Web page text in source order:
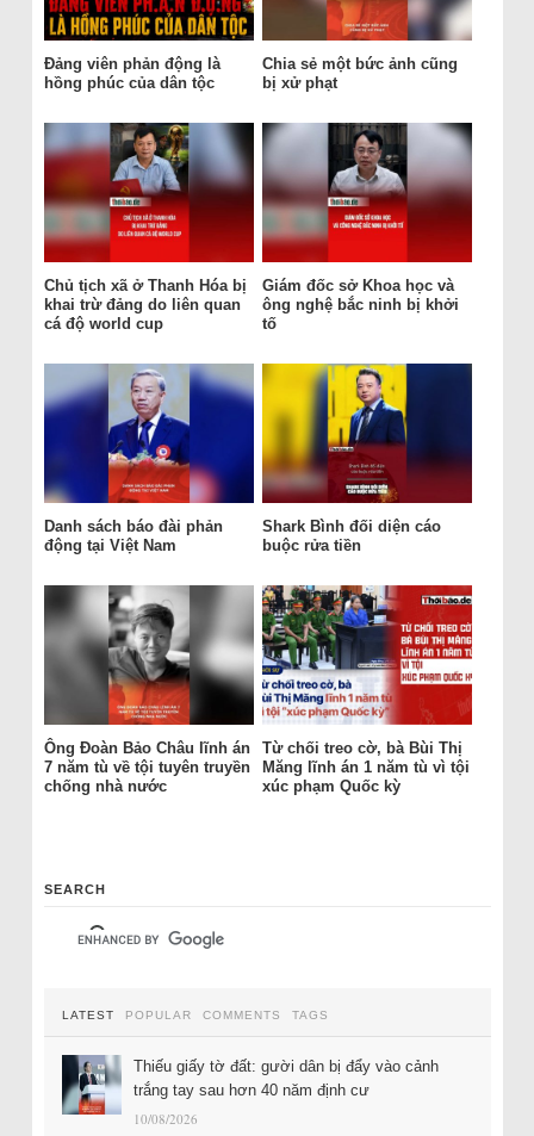
Đảng viên phản động là
hồng phúc của dân tộc
Chia sẻ một bức ảnh cũng
bị xử phạt
Chủ tịch xã ở Thanh Hóa bị
khai trừ đảng do liên quan
cá độ world cup
Giám đốc sở Khoa học và
ông nghệ bắc ninh bị khởi
tố
Danh sách báo đài phản
động tại Việt Nam
Shark Bình đối diện cáo
buộc rửa tiền
Ông Đoàn Bảo Châu lĩnh án
7 năm tù về tội tuyên truyền
chống nhà nước
Từ chối treo cờ, bà Bùi Thị
Măng lĩnh án 1 năm tù vì tội
xúc phạm Quốc kỳ
SEARCH
LATEST POPULAR COMMENTS TAGS
Thiếu giấy tờ đất: gười dân bị đẩy vào cảnh
trắng tay sau hơn 40 năm định cư
10/08/2026